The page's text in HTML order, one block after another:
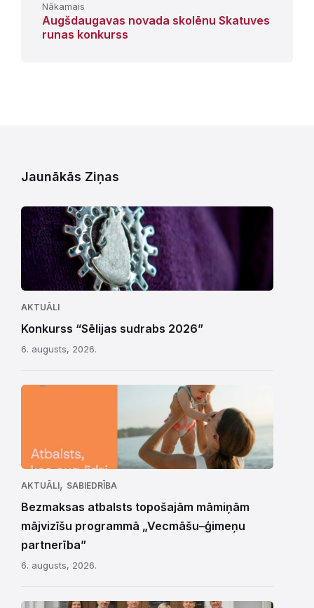
Nākamais
Augšdaugavas novada skolēnu Skatuves
runas konkurss
Jaunākās Ziņas
AKTUĀLI
Konkurss “Sēlijas sudrabs 2026”
6. augusts, 2026.
AKTUĀLI, SABIEDRĪBA
Bezmaksas atbalsts topošajām māmiņām
mājvizīšu programmā „Vecmāšu–ģimeņu
partnerība”
6. augusts, 2026.